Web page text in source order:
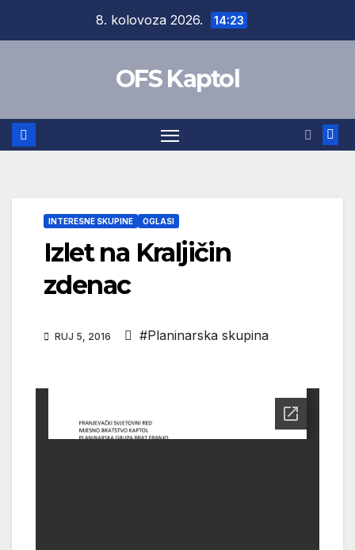
8. kolovoza 2026. 14:23
OFS Kaptol
INTERESNE SKUPINE OGLASI
Izlet na Kraljičin
zdenac
RUJ 5, 2016 #Planinarska skupina